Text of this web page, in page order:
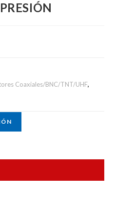
Coaxiales/BNC/TNT/UHF,